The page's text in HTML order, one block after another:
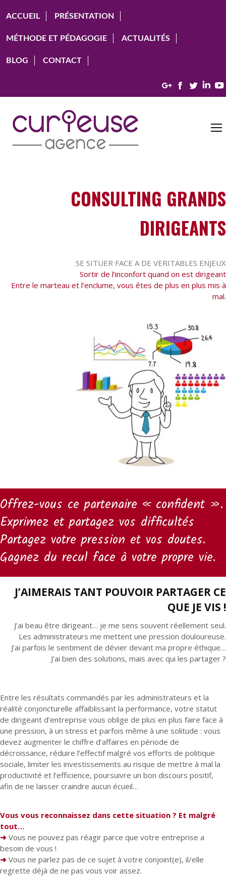
ACCUEIL PRÉSENTATION
MÉTHODE ET PÉDAGOGIE ACTUALITÉS
BLOG CONTACT
Google+Facebook
Twitter
CONSULTING GRANDS
DIRIGEANTS
SE SITUER FACE A DE VERITABLES ENJEUX
Sortir de l’inconfort quand on est dirigeant
Entre le marteau et l’enclume, vous êtes de plus en plus mis à
mal.
Offrez-vous ce partenaire « confident ».
Exprimez et partagez vos difficultés
Partagez votre pression et vos doutes.
Gagnez du recul face à votre propre vie.
J’AIMERAIS TANT POUVOIR PARTAGER CE
QUE JE VIS !
J’ai beau être dirigeant… je me sens souvent réellement seul.
Les administrateurs me mettent une pression douloureuse.
J’ai parfois le sentiment de dévier devant ma propre éthique…
J’ai bien des solutions, mais avec qui les partager ?
Entre les résultats commandés par les administrateurs et la
réalité conjoncturelle affaiblissant la performance, votre statut
de dirigeant d’entreprise vous oblige de plus en plus faire face à
une pression, à un stress et parfois même à une solitude : vous
devez augmenter le chiffre d’affaires en période de
décroissance, réduire l’effectif malgré vos efforts de politique
sociale, limiter les investissements au risque de mettre à mal la
productivité et l’efficience, poursuivre un bon discours positif,
afin de ne laisser craindre aucun écueil…
Vous vous reconnaissez dans cette situation ? Et malgré
tout…
➜ Vous ne pouvez pas réagir parce que votre entreprise a
besoin de vous !
➜ Vous ne parlez pas de ce sujet à votre conjoint(e), il/elle
regrette déjà de ne pas vous voir assez.